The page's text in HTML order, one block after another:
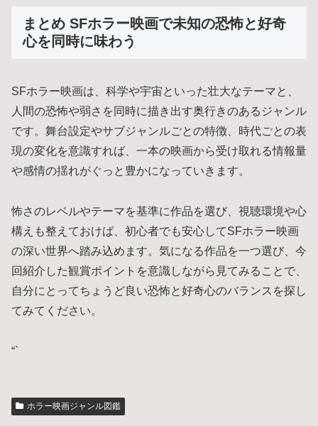
まとめ SFホラー映画で未知の恐怖と好奇
心を同時に味わう
SFホラー映画は、科学や宇宙といった壮大なテーマと、
人間の恐怖や弱さを同時に描き出す奥行きのあるジャンル
です。舞台設定やサブジャンルごとの特徴、時代ごとの表
現の変化を意識すれば、一本の映画から受け取れる情報量
や感情の揺れがぐっと豊かになっていきます。
怖さのレベルやテーマを基準に作品を選び、視聴環境や心
構えも整えておけば、初心者でも安心してSFホラー映画
の深い世界へ踏み込めます。気になる作品を一つ選び、今
回紹介した観賞ポイントを意識しながら見てみることで、
自分にとってちょうど良い恐怖と好奇心のバランスを探し
てみてください。
“`
ホラー映画ジャンル図鑑